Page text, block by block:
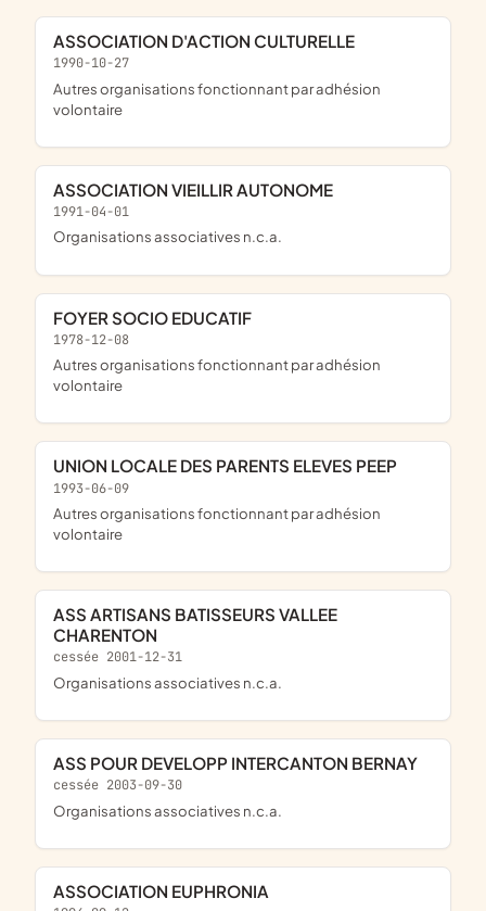
ASSOCIATION D'ACTION CULTURELLE
1990-10-27
Autres organisations fonctionnant par adhésion
volontaire
ASSOCIATION VIEILLIR AUTONOME
1991-04-01
Organisations associatives n.c.a.
FOYER SOCIO EDUCATIF
1978-12-08
Autres organisations fonctionnant par adhésion
volontaire
UNION LOCALE DES PARENTS ELEVES PEEP
1993-06-09
Autres organisations fonctionnant par adhésion
volontaire
ASS ARTISANS BATISSEURS VALLEE
CHARENTON
cessée 2001-12-31
Organisations associatives n.c.a.
ASS POUR DEVELOPP INTERCANTON BERNAY
cessée 2003-09-30
Organisations associatives n.c.a.
ASSOCIATION EUPHRONIA